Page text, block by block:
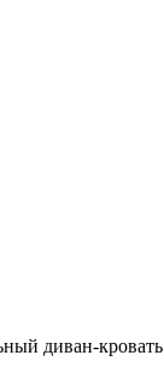
диван-кровать